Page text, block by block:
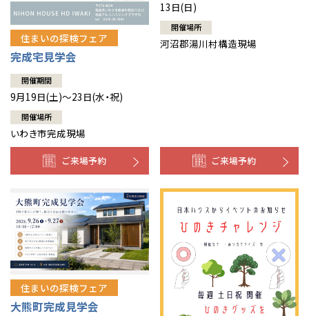
住まいの探検フェア
完成宅見学会
開催期間
9月19日(土)～23日(水・祝)
開催場所
いわき市完成現場
ご来場予約
13日(日)
開催場所
河沼郡湯川村構造現場
ご来場予約
住まいの探検フェア
大熊町完成見学会